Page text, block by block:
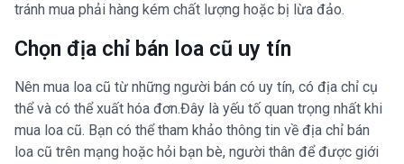
tránh mua phải hàng kém chất lượng hoặc bị lừa đảo.
Chọn địa chỉ bán loa cũ uy tín
Nên mua loa cũ từ những người bán có uy tín, có địa chỉ cụ
thể và có thể xuất hóa đơn.Đây là yếu tố quan trọng nhất khi
mua loa cũ. Bạn có thể tham khảo thông tin về địa chỉ bán
loa cũ trên mạng hoặc hỏi bạn bè, người thân để được giới